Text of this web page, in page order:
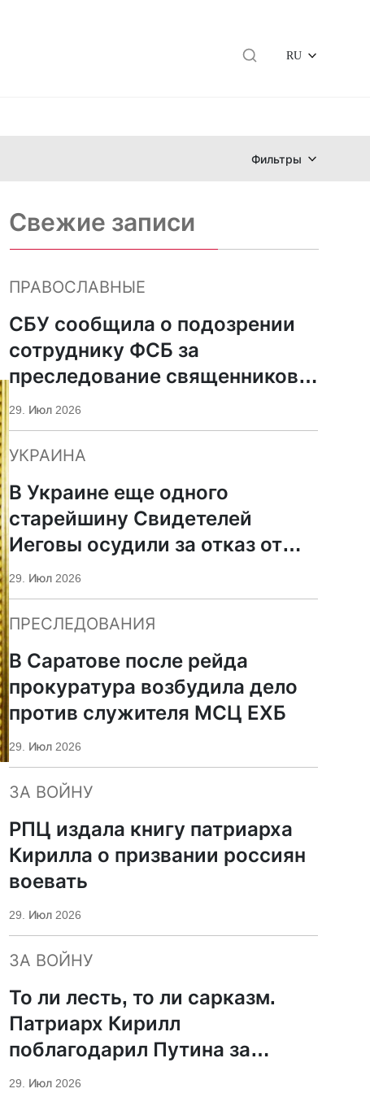
RU
Фильтры
Свежие записи
ПРАВОСЛАВНЫЕ
СБУ сообщила о подозрении
сотруднику ФСБ за
преследование священников
ПЦУ
29. Июл 2026
УКРАИНА
В Украине еще одного
старейшину Свидетелей
Иеговы осудили за отказ от
мобилизации
29. Июл 2026
ПРЕСЛЕДОВАНИЯ
В Саратове после рейда
прокуратура возбудила дело
против служителя МСЦ ЕХБ
29. Июл 2026
ЗА ВОЙНУ
РПЦ издала книгу патриарха
Кирилла о призвании россиян
воевать
29. Июл 2026
ЗА ВОЙНУ
То ли лесть, то ли сарказм.
Патриарх Кирилл
поблагодарил Путина за
защиту суверенитета и
29. Июл 2026